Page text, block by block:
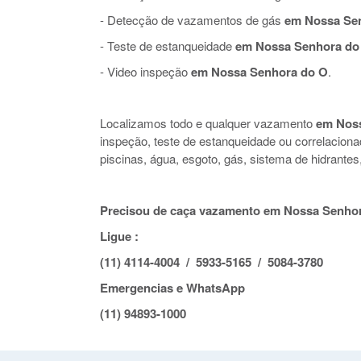
- Detecção de vazamentos de gás em Nossa
- Teste de estanqueidadeem Nossa Senhora
- Video inspeçãoem Nossa Senhora do O.
Localizamos todo e qualquer vazamentoem
inspeção, teste de estanqueidade ou
piscinas, água, esgoto, gás, sistema de
Precisou de caça vazamento em Nossa
Ligue :
(11) 4114-4004 / 5933-5165 / 5084-3780
Emergencias e WhatsApp
(11) 94893-1000